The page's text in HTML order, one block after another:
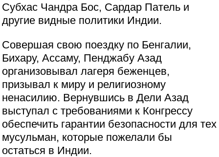
Субхас Чандра Бос, Сардар Патель и
другие видные политики Индии.
Совершая свою поездку по Бенгалии,
Бихару, Ассаму, Пенджабу Азад
организовывал лагеря беженцев,
призывал к миру и религиозному
ненасилию. Вернувшись в Дели Азад
выступал с требованиями к Конгрессу
обеспечить гарантии безопасности для тех
мусульман, которые пожелали бы
остаться в Индии.